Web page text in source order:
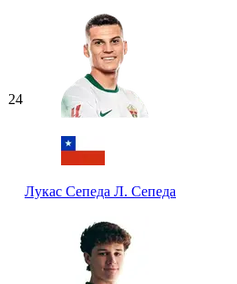
24
Лукас Сепеда Л. Сепеда